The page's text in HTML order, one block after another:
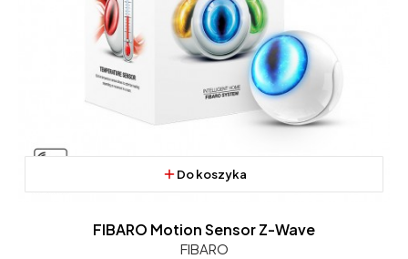
Do koszyka
FIBARO Motion Sensor Z-Wave
FIBARO